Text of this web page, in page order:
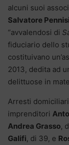
alcuni suoi
Salvatore Pennisi
“avvalendosi di
fiduciario dello
costituivano
2013, dedita ad
delittuose in
Arresti
imprenditori
Andrea Grasso,
Galifi, di 39, e